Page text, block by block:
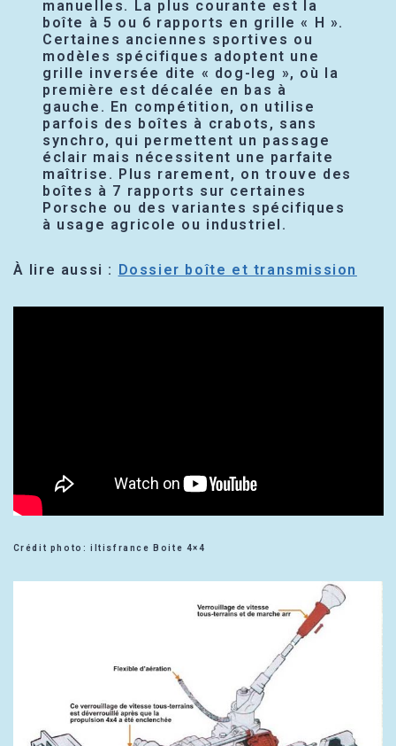
manuelles. La plus courante est la
boîte à 5 ou 6 rapports en grille « H ».
Certaines anciennes sportives ou
modèles spécifiques adoptent une
grille inversée dite « dog-leg », où la
première est décalée en bas à
gauche. En compétition, on utilise
parfois des boîtes à crabots, sans
synchro, qui permettent un passage
éclair mais nécessitent une parfaite
maîtrise. Plus rarement, on trouve des
boîtes à 7 rapports sur certaines
Porsche ou des variantes spécifiques
à usage agricole ou industriel.
À lire aussi : Dossier boîte et transmission
Crédit photo: iltisfrance Boite 4×4